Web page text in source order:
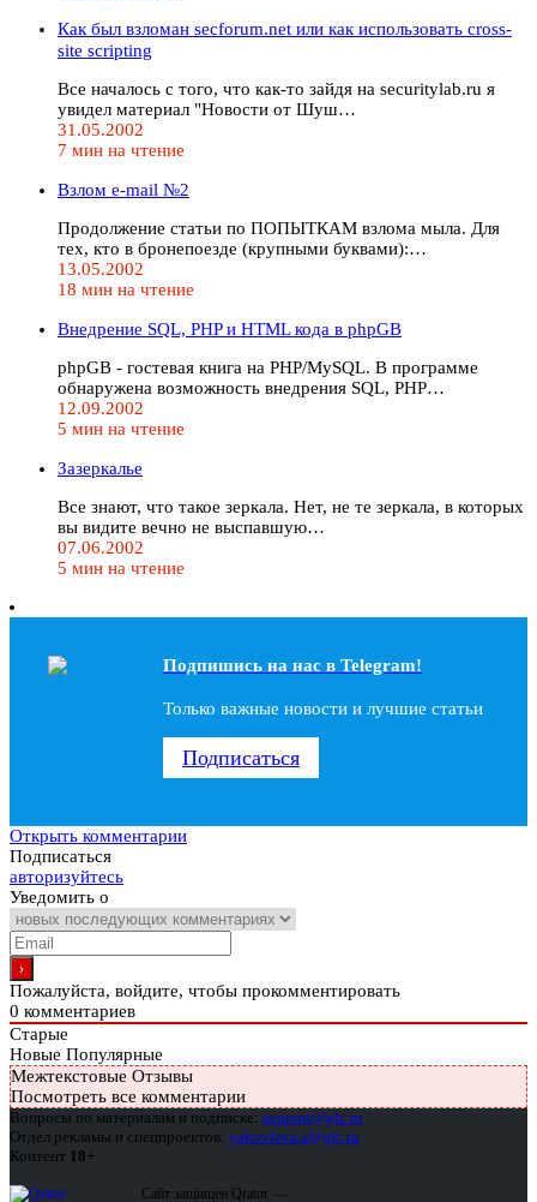
Как был взломан secforum.net или как использовать cross-
site scripting
Все началось с того, что как-то зайдя на securitylab.ru я
увидел материал "Новости от Шуш…
31.05.2002
7 мин на чтение
Взлом e-mail №2
Продолжение статьи по ПОПЫТКАМ взлома мыла. Для
тех, кто в бронепоезде (крупными буквами):…
13.05.2002
18 мин на чтение
Внедрение SQL, PHP и HTML кода в phpGB
phpGB - гостевая книга на PHP/MySQL. В программе
обнаружена возможность внедрения SQL, PHP…
12.09.2002
5 мин на чтение
Зазеркалье
Все знают, что такое зеркала. Нет, не те зеркала, в которых
вы видите вечно не выспавшую…
07.06.2002
5 мин на чтение
Подпишись на наc в Telegram!
Только важные новости и лучшие статьи
Подписаться
Открыть комментарии
Подписаться
авторизуйтесь
Уведомить о
Пожалуйста, войдите, чтобы прокомментировать
0 комментариев
Старые
Новые Популярные
Межтекстовые Отзывы
Посмотреть все комментарии
Вопросы по материалам и подписке: support@glc.ru
Отдел рекламы и спецпроектов: yakovleva.a@glc.ru
Контент 18+
Сайт защищен Qrator —